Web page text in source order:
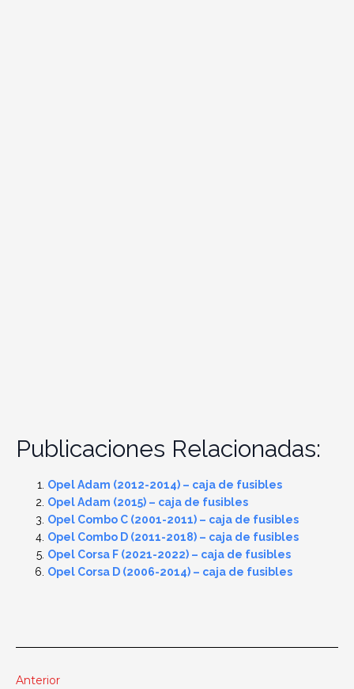
Publicaciones Relacionadas:
Opel Adam (2012-2014) – caja de fusibles
Opel Adam (2015) – caja de fusibles
Opel Combo C (2001-2011) – caja de fusibles
Opel Combo D (2011-2018) – caja de fusibles
Opel Corsa F (2021-2022) – caja de fusibles
Opel Corsa D (2006-2014) – caja de fusibles
Anterior